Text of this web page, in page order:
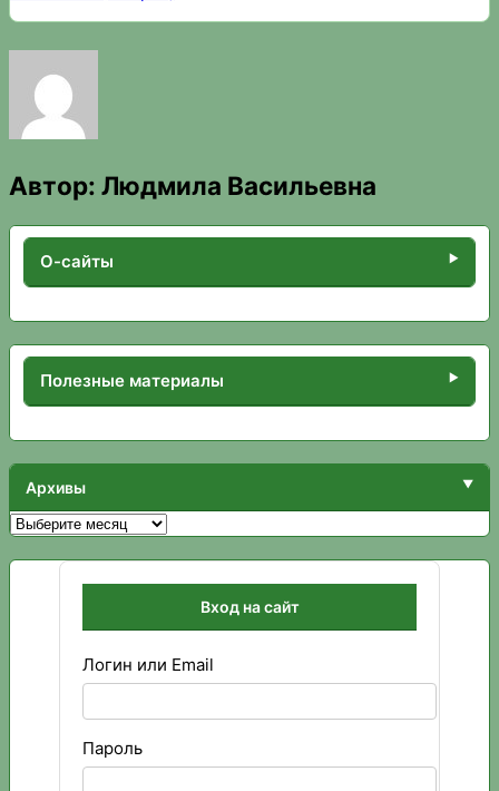
Автор: Людмила Васильевна
О-сайты
Полезные материалы
Архивы
Архивы
Вход на сайт
Логин или Email
Пароль